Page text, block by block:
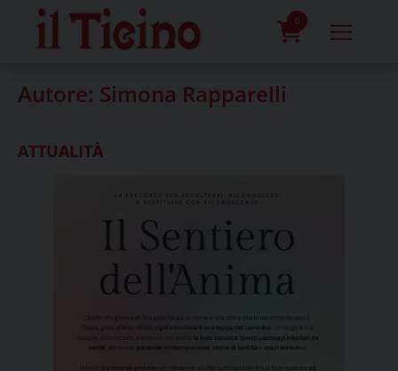
content
0
Autore: Simona Rapparelli
ATTUALITÀ